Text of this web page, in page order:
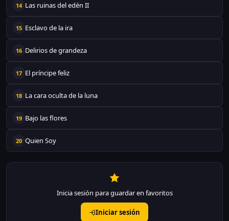
14 Las ruinas del edén II
15 Esclavo de la ira
16 Delirios de grandeza
17 El príncipe feliz
18 La cara oculta de la luna
19 Bajo las flores
20 Quien Soy
Inicia sesión para guardar en favoritos
Iniciar sesión